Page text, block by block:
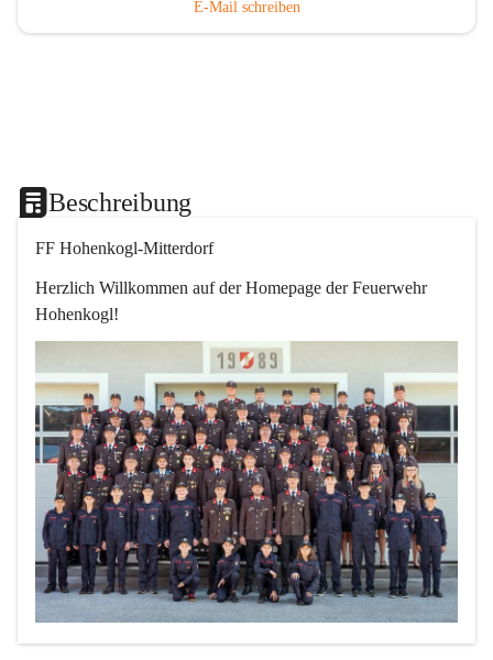
E-Mail schreiben
Beschreibung
FF Hohenkogl-Mitterdorf
Herzlich Willkommen auf der Homepage der Feuerwehr
Hohenkogl!